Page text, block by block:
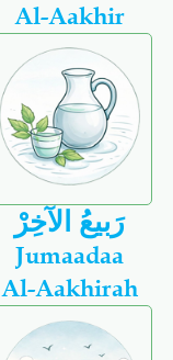
Al-Aakhir
رَبيعُ الآخِرْ
Jumaadaa
Al-Aakhirah